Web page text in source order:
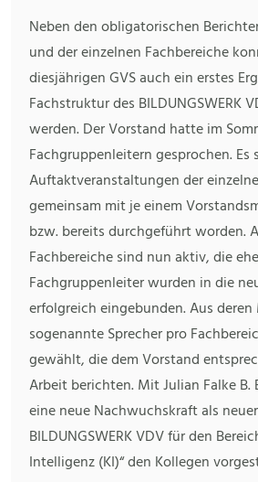
Neben den obligatorischen
und der einzelnen Fachbereiche
diesjährigen GVS auch ein erstes
Fachstruktur des BILDUNGSWERK
werden. Der Vorstand hatte im
Fachgruppenleitern gesprochen. Es
Auftaktveranstaltungen der
gemeinsam mit je einem
bzw. bereits durchgeführt worden.
Fachbereiche sind nun aktiv, die
Fachgruppenleiter wurden in die
erfolgreich eingebunden. Aus
sogenannte Sprecher pro
gewählt, die dem Vorstand
Arbeit berichten. Mit Julian Falke B.
eine neue Nachwuchskraft als
BILDUNGSWERK VDV für den
Intelligenz (KI)“ den Kollegen